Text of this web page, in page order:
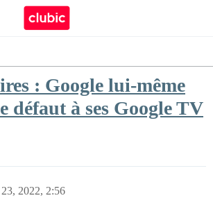
: Google lui-même
défaut à ses Google TV
2022, 2:56